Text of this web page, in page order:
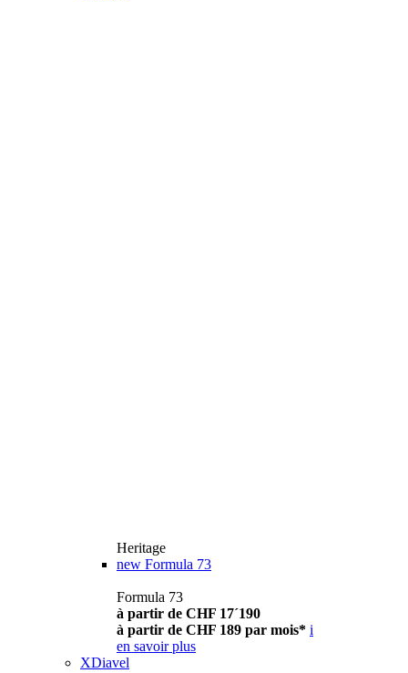
Heritage
new Formula 73
Formula 73
à partir de CHF 17´190
à partir de CHF 189 par mois* i
en savoir plus
XDiavel